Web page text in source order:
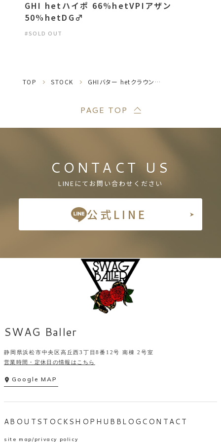
GHI hetハイポ 66%hetVPIアザン
50%hetDG♂
#SOLD OUT
TOP STOCK GHIバター hetクラウン ♂
CONTACT US
LINEにてお問い合わせください
公式LINE
SWAG Baller
静岡県浜松市中央区高丘西3丁目8番12号 南棟 2号室
営業時間・定休日の情報はこちら
Google MAP
ABOUTSTOCKSHOP HUB BLOGCONTACT
site map privacy policy
PAGE TOP